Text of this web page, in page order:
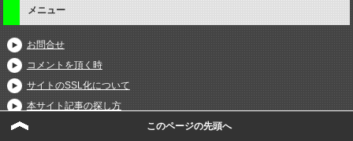
メニュー
お問合せ
コメントを頂く時
サイトのSSL化について
本サイト記事の探し方
記事一覧
このページの先頭へ